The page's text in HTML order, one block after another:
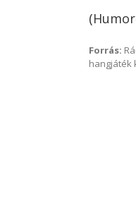
Forrás:
hangjáték